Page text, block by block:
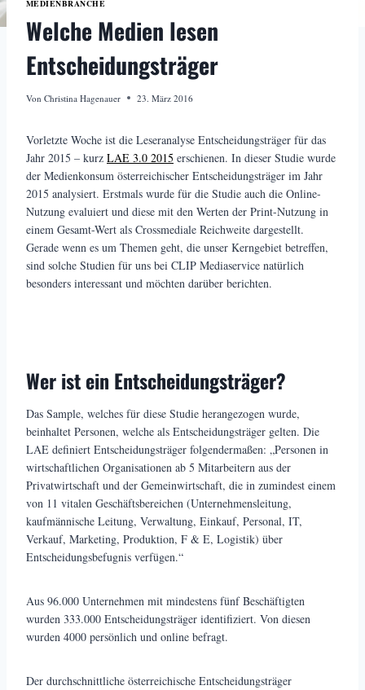
MEDIENBRANCHE
Welche Medien lesen
Entscheidungsträger
Von Christina Hagenauer 23. März 2016
Vorletzte Woche ist die Leseranalyse Entscheidungsträger für das
Jahr 2015 – kurz LAE 3.0 2015 erschienen. In dieser Studie wurde
der Medienkonsum österreichischer Entscheidungsträger im Jahr
2015 analysiert. Erstmals wurde für die Studie auch die Online-
Nutzung evaluiert und diese mit den Werten der Print-Nutzung in
einem Gesamt-Wert als Crossmediale Reichweite dargestellt.
Gerade wenn es um Themen geht, die unser Kerngebiet betreffen,
sind solche Studien für uns bei CLIP Mediaservice natürlich
besonders interessant und möchten darüber berichten.
Wer ist ein Entscheidungsträger?
Das Sample, welches für diese Studie herangezogen wurde,
beinhaltet Personen, welche als Entscheidungsträger gelten. Die
LAE definiert Entscheidungsträger folgendermaßen: „Personen in
wirtschaftlichen Organisationen ab 5 Mitarbeitern aus der
Privatwirtschaft und der Gemeinwirtschaft, die in zumindest einem
von 11 vitalen Geschäftsbereichen (Unternehmensleitung,
kaufmännische Leitung, Verwaltung, Einkauf, Personal, IT,
Verkauf, Marketing, Produktion, F & E, Logistik) über
Entscheidungsbefugnis verfügen.“
Aus 96.000 Unternehmen mit mindestens fünf Beschäftigten
wurden 333.000 Entscheidungsträger identifiziert. Von diesen
wurden 4000 persönlich und online befragt.
Der durchschnittliche österreichische Entscheidungsträger